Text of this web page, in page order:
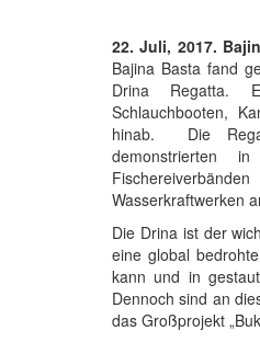
22. Juli, 2017.
Bajina Basta fand
Drina Regatta.
Schlauchbooten,
hinab. Die
demonstrierten
Wasserkraftwerken
Die Drina ist der
eine global
kann und in
Dennoch sind an
das Großprojekt